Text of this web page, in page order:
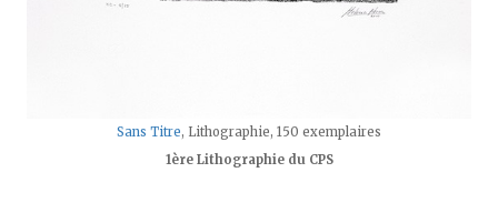
Sans Titre, Lithographie, 150 exemplaires
1ère Lithographie du CPS